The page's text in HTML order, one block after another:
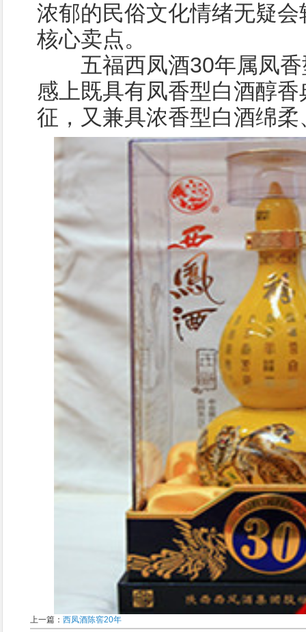
浓郁的民俗文化情绪无疑
核心卖点。
五福西凤酒30年属凤香
感上既具有凤香型白酒醇
征，又兼具浓香型白酒绵
上一篇： 西凤酒陈窖20年